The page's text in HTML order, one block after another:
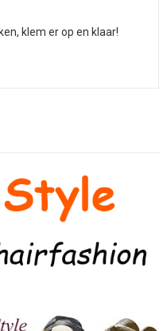
klem er op en klaar!